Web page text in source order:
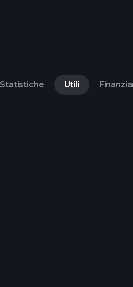
Statistiche Utili